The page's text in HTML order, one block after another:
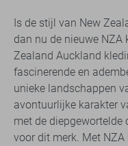
Is de stijl van New
dan nu de nieuwe NZA
Zealand Auckland
fascinerende en
unieke landschappen
avontuurlijke karakter
met de diepgewortelde
voor dit merk. Met